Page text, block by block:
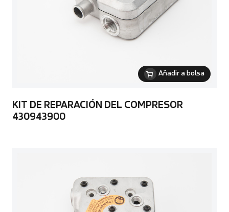
Añadir a bolsa
KIT DE REPARACIÓN DEL COMPRESOR
430943900